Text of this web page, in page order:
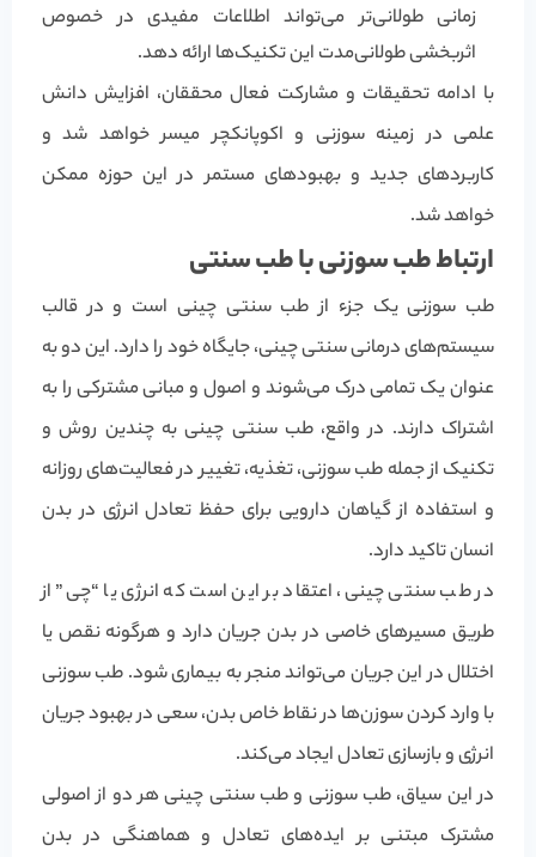
زمانی طولانی‌تر می‌تواند اطلاعات مفیدی در خصوص
اثربخشی طولانی‌مدت این تکنیک‌ها ارائه دهد.
با ادامه تحقیقات و مشارکت فعال محققان، افزایش دانش
علمی در زمینه سوزنی و اکوپانکچر میسر خواهد شد و
کاربردهای جدید و بهبود‌های مستمر در این حوزه ممکن
خواهد شد.
ارتباط طب سوزنی با طب سنتی
طب سوزنی یک جزء از طب سنتی چینی است و در قالب
سیستم‌های درمانی سنتی چینی، جایگاه خود را دارد. این دو به
عنوان یک تمامی درک می‌شوند و اصول و مبانی مشترکی را به
اشتراک دارند. در واقع، طب سنتی چینی به چندین روش و
تکنیک از جمله طب سوزنی، تغذیه، تغییر در فعالیت‌های روزانه
و استفاده از گیاهان دارویی برای حفظ تعادل انرژی در بدن
انسان تاکید دارد.
در طب سنتی چینی، اعتقاد بر این است که انرژی یا “چی” از
طریق مسیرهای خاصی در بدن جریان دارد و هرگونه نقص یا
اختلال در این جریان می‌تواند منجر به بیماری شود. طب سوزنی
با وارد کردن سوزن‌ها در نقاط خاص بدن، سعی در بهبود جریان
انرژی و بازسازی تعادل ایجاد می‌کند.
در این سیاق، طب سوزنی و طب سنتی چینی هر دو از اصولی
مشترک مبتنی بر ایده‌های تعادل و هماهنگی در بدن